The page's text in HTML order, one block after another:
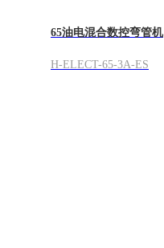
65油电混合数控弯管机
H-ELECT-65-3A-ES